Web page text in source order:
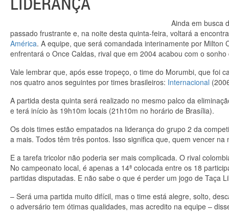
Ainda em busca
passado frustrante e, na noite desta quinta-feira, voltará a
América. A equipe, que será comandada interinamente por Milton
enfrentará o Once Caldas, rival que em 2004 acabou com o
Vale lembrar que, após esse tropeço, o time do Morumbi, que foi
nos quatro anos seguintes por times brasileiros: Internacional
A partida desta quinta será realizado no mesmo palco da
e terá início às 19h10m locais (21h10m no horário de Brasília).
Os dois times estão empatados na liderança do grupo 2 da
a mais. Todos têm três pontos. Isso significa que, quem vencer
E a tarefa tricolor não poderia ser mais complicada. O rival
No campeonato local, é apenas a 14ª colocada entre os 18
partidas disputadas. E não sabe o que é perder um jogo de Taça
– Será uma partida muito difícil, mas o time está alegre, solto,
o adversário tem ótimas qualidades, mas acredito na equipe –